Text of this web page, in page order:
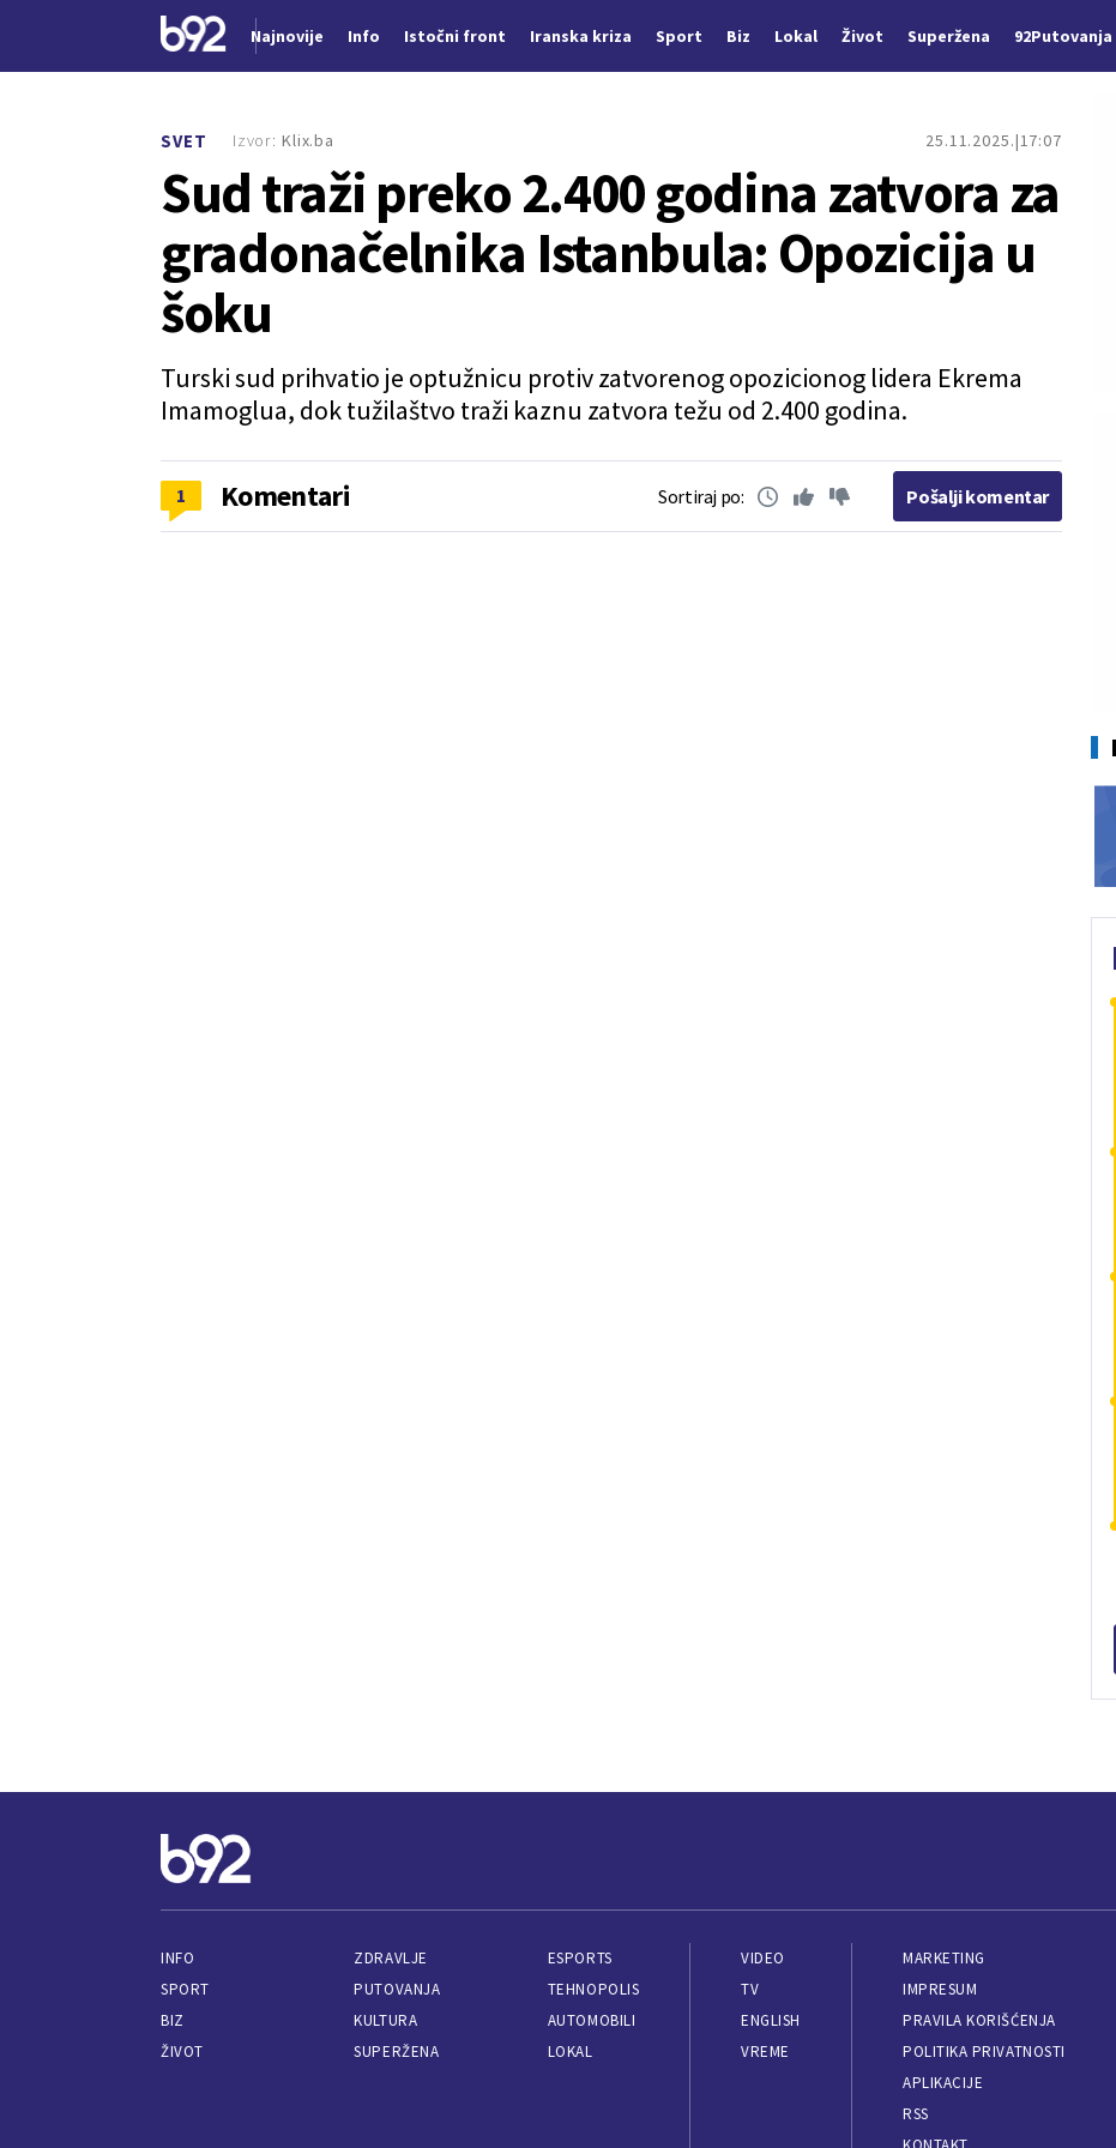
Najnovije Info Istočni front Iranska kriza Sport Biz Lokal Život Superžena 92Putovanja
SVET 25.11.2025. 17:07
Sud traži preko 2.400 godina zatvora za
gradonačelnika Istanbula: Opozicija u
šoku
Turski sud prihvatio je optužnicu protiv zatvorenog opozicionog lidera Ekrema
Imamoglua, dok tužilaštvo traži kaznu zatvora težu od 2.400 godina.
Izvor: Klix.ba
1 Komentari Sortiraj po: Pošalji komentar
INFO
SPORT
BIZ
ŽIVOT
ZDRAVLJE
PUTOVANJA
KULTURA
SUPERŽENA
ESPORTS
TEHNOPOLIS
AUTOMOBILI
LOKAL
VIDEO
TV
ENGLISH
VREME
MARKETING
IMPRESUM
PRAVILA KORIŠĆENJA
POLITIKA PRIVATNOSTI
APLIKACIJE
RSS